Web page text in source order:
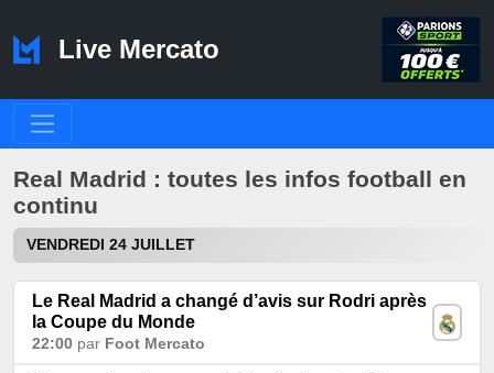
Live Mercato
Real Madrid : toutes les infos football en
continu
VENDREDI 24 JUILLET
Le Real Madrid a changé d’avis sur Rodri après
la Coupe du Monde
22:00 par Foot Mercato